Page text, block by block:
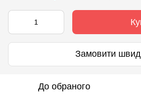
Замовити
До обраного